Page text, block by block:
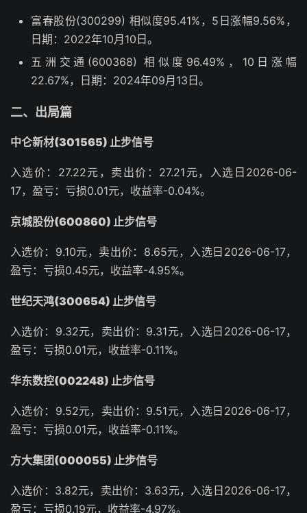
富春股份(300299) 相似度95.41%，5日涨幅9.56%，
日期：2022年10月10日。
五洲交通(600368) 相似度96.49%，10日涨幅
22.67%，日期：2024年09月13日。
二、出局篇
中仑新材(301565) 止步信号
入选价：27.22元，卖出价：27.21元，入选日2026-06-
17，盈亏：亏损0.01元，收益率-0.04%。
京城股份(600860) 止步信号
入选价：9.10元，卖出价：8.65元，入选日2026-06-17，
盈亏：亏损0.45元，收益率-4.95%。
世纪天鸿(300654) 止步信号
入选价：9.32元，卖出价：9.31元，入选日2026-06-17，
盈亏：亏损0.01元，收益率-0.11%。
华东数控(002248) 止步信号
入选价：9.52元，卖出价：9.51元，入选日2026-06-17，
盈亏：亏损0.01元，收益率-0.11%。
方大集团(000055) 止步信号
入选价：3.82元，卖出价：3.63元，入选日2026-06-17，
盈亏：亏损0.19元，收益率-4.97%。